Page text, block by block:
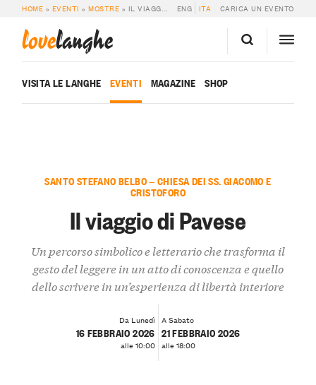
HOME » EVENTI »MOSTRE » IL VIAGGIO DI PAVESE ENG ITA CARICA UN EVENTO
lovelanghe
VISITA LE LANGHE EVENTI MAGAZINE SHOP
SANTO STEFANO BELBO — CHIESA DEI SS. GIACOMO E
CRISTOFORO
Il viaggio di Pavese
Un percorso simbolico e letterario che trasforma il
gesto del leggere in un atto di conoscenza e quello
dello scrivere in un’esperienza di libertà interiore
Da Lunedì
16 FEBBRAIO 2026
alle 10:00
A Sabato
21 FEBBRAIO 2026
alle 18:00